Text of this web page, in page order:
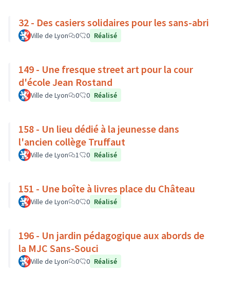
32 - Des casiers solidaires pour les sans-abri
Ville de Lyon 0 0 Réalisé
149 - Une fresque street art pour la cour
d'école Jean Rostand
Ville de Lyon 0 0 Réalisé
158 - Un lieu dédié à la jeunesse dans
l'ancien collège Truffaut
Ville de Lyon 1 0 Réalisé
151 - Une boîte à livres place du Château
Ville de Lyon 0 0 Réalisé
196 - Un jardin pédagogique aux abords de
la MJC Sans-Souci
Ville de Lyon 0 0 Réalisé